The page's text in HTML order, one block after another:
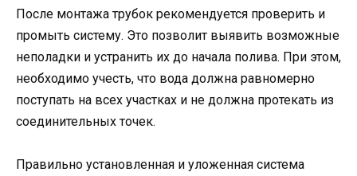
После монтажа трубок рекомендуется проверить и
промыть систему. Это позволит выявить возможные
неполадки и устранить их до начала полива. При этом,
необходимо учесть, что вода должна равномерно
поступать на всех участках и не должна протекать из
соединительных точек.
Правильно установленная и уложенная система